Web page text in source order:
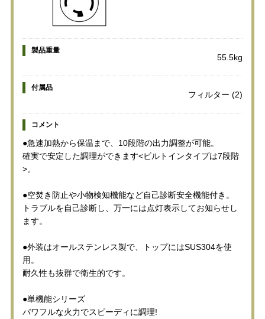
製品重量
55.5kg
付属品
フィルター (2)
コメント
●急速加熱から保温まで、10段階の出力調整が可能。
確実で安定した調理ができます<ビルトインタイプは7段階
>。
●空焚き防止や小物検知機能など自己診断安全機能付き。
トラブルを自己診断し、万一には点灯表示してお知らせし
ます。
●外装はオールステンレス製で、トップにはSUS304を使
用。
耐久性も抜群で衛生的です。
●単機能シリーズ
パワフルな火力でスピーディに調理!